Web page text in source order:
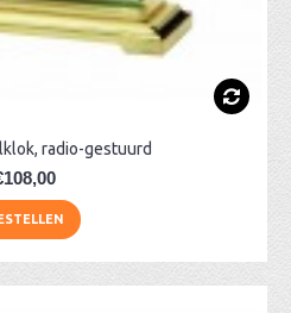
radio-gestuurd